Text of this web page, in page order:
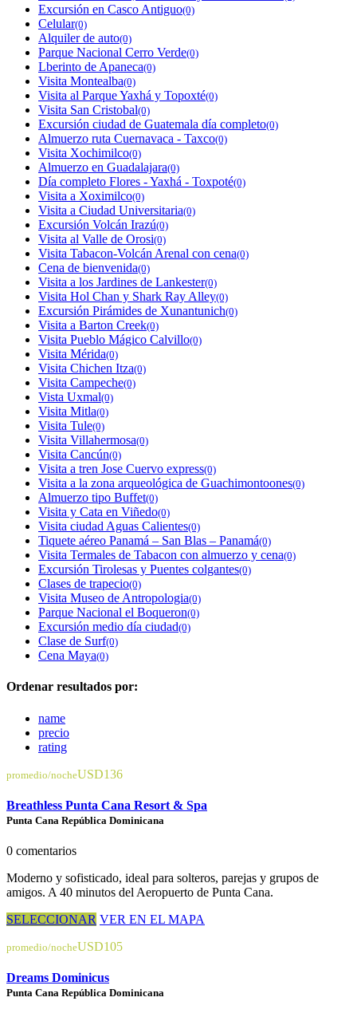
Excursión en Casco Antiguo(0)
Celular(0)
Alquiler de auto(0)
Parque Nacional Cerro Verde(0)
Lberinto de Apaneca(0)
Visita Montealba(0)
Visita al Parque Yaxhá y Topoxté(0)
Visita San Cristobal(0)
Excursión ciudad de Guatemala día completo(0)
Almuerzo ruta Cuernavaca - Taxco(0)
Visita Xochimilco(0)
Almuerzo en Guadalajara(0)
Día completo Flores - Yaxhá - Toxpoté(0)
Visita a Xoximilco(0)
Visita a Ciudad Universitaria(0)
Excursión Volcán Irazú(0)
Visita al Valle de Orosi(0)
Visita Tabacon-Volcán Arenal con cena(0)
Cena de bienvenida(0)
Visita a los Jardines de Lankester(0)
Visita Hol Chan y Shark Ray Alley(0)
Excursión Pirámides de Xunantunich(0)
Visita a Barton Creek(0)
Visita Pueblo Mágico Calvillo(0)
Visita Mérida(0)
Visita Chichen Itza(0)
Visita Campeche(0)
Vista Uxmal(0)
Visita Mitla(0)
Visita Tule(0)
Visita Villahermosa(0)
Visita Cancún(0)
Visita a tren Jose Cuervo express(0)
Visita a la zona arqueológica de Guachimontoones(0)
Almuerzo tipo Buffet(0)
Visita y Cata en Viñedo(0)
Visita ciudad Aguas Calientes(0)
Tiquete aéreo Panamá – San Blas – Panamá(0)
Visita Termales de Tabacon con almuerzo y cena(0)
Excursión Tirolesas y Puentes colgantes(0)
Clases de trapecio(0)
Visita Museo de Antropologia(0)
Parque Nacional el Boqueron(0)
Excursión medio día ciudad(0)
Clase de Surf(0)
Cena Maya(0)
Ordenar resultados por:
name
precio
rating
promedio/nocheUSD136
Breathless Punta Cana Resort & Spa
Punta Cana República Dominicana
0 comentarios
Moderno y sofisticado, ideal para solteros, parejas y grupos de
amigos. A 40 minutos del Aeropuerto de Punta Cana.
SELECCIONAR VER EN EL MAPA
promedio/nocheUSD105
Dreams Dominicus
Punta Cana República Dominicana